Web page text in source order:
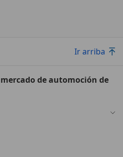
Ir arriba
de automoción de